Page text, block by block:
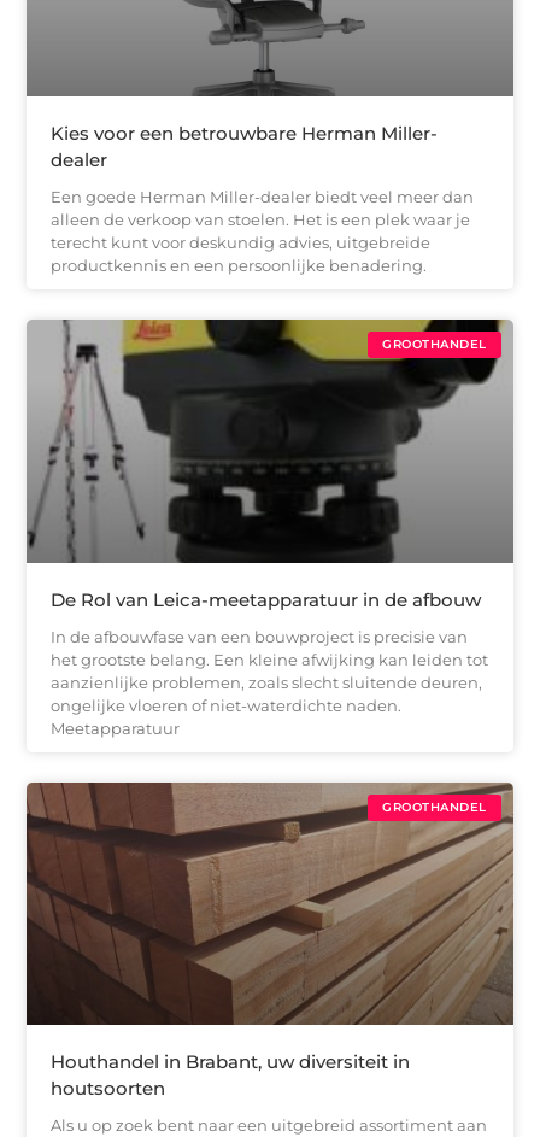
Kies voor een betrouwbare Herman Miller-
dealer
Een goede Herman Miller-dealer biedt veel meer dan
alleen de verkoop van stoelen. Het is een plek waar je
terecht kunt voor deskundig advies, uitgebreide
productkennis en een persoonlijke benadering.
GROOTHANDEL
De Rol van Leica-meetapparatuur in de afbouw
In de afbouwfase van een bouwproject is precisie van
het grootste belang. Een kleine afwijking kan leiden tot
aanzienlijke problemen, zoals slecht sluitende deuren,
ongelijke vloeren of niet-waterdichte naden.
Meetapparatuur
GROOTHANDEL
Houthandel in Brabant, uw diversiteit in
houtsoorten
Als u op zoek bent naar een uitgebreid assortiment aan